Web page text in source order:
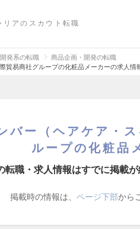
リアのスカウト転職
発系の転職
商品企画・開発の転職
貿易商社グループの化粧品メーカーの求人情
バー（ヘアケア・
ループの化粧品
転職・求人情報はすでに掲載が
掲載時の情報は、 ページ下部から